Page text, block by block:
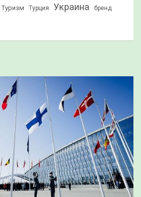
Туризм Турция Украина бренд